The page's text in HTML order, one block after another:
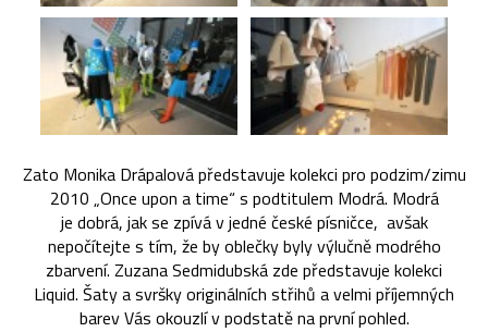
Zato Monika Drápalová představuje kolekci pro podzim/zimu
2010 „Once upon a time“ s podtitulem Modrá. Modrá
je dobrá, jak se zpívá v jedné české písničce, avšak
nepočítejte s tím, že by oblečky byly výlučně modrého
zbarvení. Zuzana Sedmidubská zde představuje kolekci
Liquid. Šaty a svršky originálních střihů a velmi příjemných
barev Vás okouzlí v podstatě na první pohled.